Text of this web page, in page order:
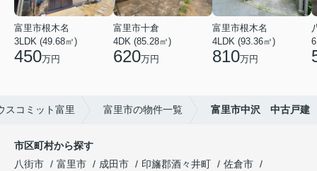
富里市根木名
3LDK (49.68㎡)
450万円
富里市十倉
4DK (85.28㎡)
620万円
富里市根木名
4LDK (93.36㎡)
810万円
スコミット富里 富里市の物件一覧 富里市中沢 中古戸建
市区町村から探す
八街市
富里市 成田市 印旛郡酒々井町
佐倉市